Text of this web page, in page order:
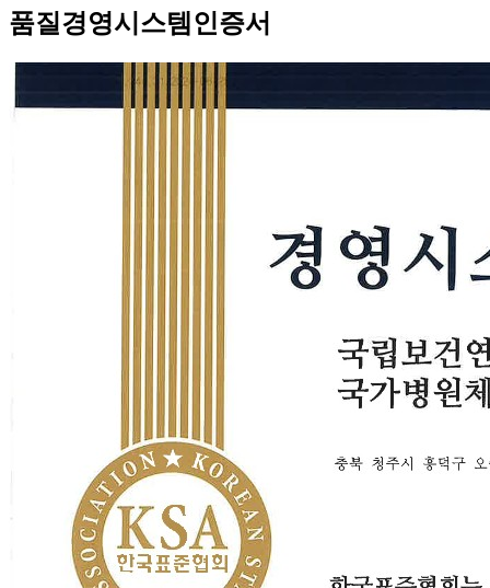
품질경영시스템인증서